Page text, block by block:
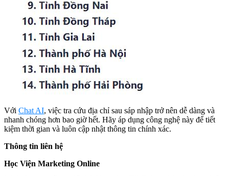
Với Chat AI, việc tra cứu địa chỉ sau sáp nhập trở nên dễ dàng và
nhanh chóng hơn bao giờ hết. Hãy áp dụng công nghệ này để tiết
kiệm thời gian và luôn cập nhật thông tin chính xác.
Thông tin liên hệ
Học Viện Marketing Online